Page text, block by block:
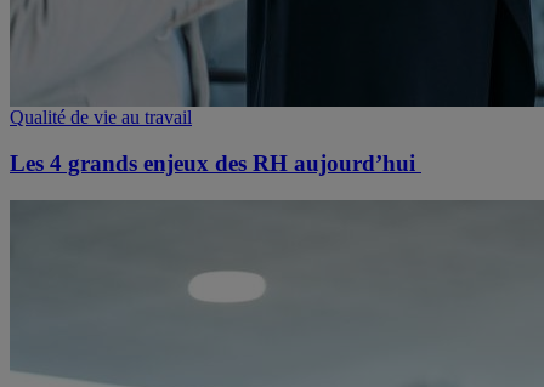
Qualité de vie au travail
Les 4 grands enjeux des RH aujourd’hui